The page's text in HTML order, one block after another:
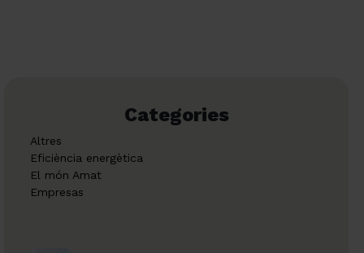
Categories
Altres
Eficiència energètica
El món Amat
Empresas